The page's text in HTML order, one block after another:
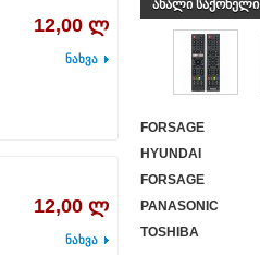
12,00 ლ
ნახვა
12,00 ლ
ნახვა
ᲐᲮᲐᲚᲘ ᲡᲐᲥᲝᲜᲔᲚᲘ
FORSAGE
HYUNDAI
FORSAGE
PANASONIC
TOSHIBA